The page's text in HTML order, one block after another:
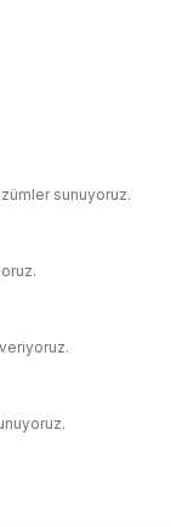
sunuyoruz.